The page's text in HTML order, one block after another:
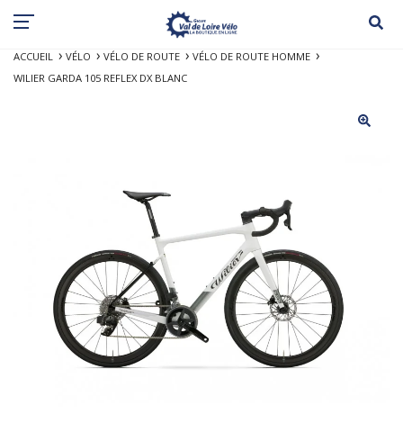
ACCUEIL VÉLO VÉLO DE ROUTE
VÉLO DE ROUTE HOMME
WILIER GARDA 105 REFLEX DX BLANC